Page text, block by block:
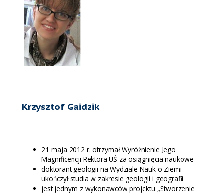
Krzysztof Gaidzik
21 maja 2012 r. otrzymał Wyróżnienie Jego
Magnificencji Rektora UŚ za osiągnięcia naukowe
doktorant geologii na Wydziale Nauk o Ziemi;
ukończył studia w zakresie geologii i geografii
jest jednym z wykonawców projektu „Stworzenie